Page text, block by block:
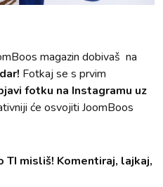
magazin dobivaš na
Fotkaj se s prvim
fotku na Instagramu uz
će osvojiti JoomBoos
TI misliš! Komentiraj, lajkaj,